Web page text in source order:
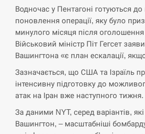
СЕРПЕНЬ
13:53
В Москве пожаловались
рост” атак дронов
СЕРПЕНЬ
13:40
Лейпцига виявили дрон,
Водночас у Пентагоні готуються
поновлення операції, яку було
минулого місяця після оголошення
Військовий міністр Піт Гегсет
Вашингтона «є план ескалації,
Зазначається, що США та Ізраїль
інтенсивну підготовку до
атак на Іран вже наступного тижня.
За даними NYT, серед варіантів,
Вашингтон, – масштабніші